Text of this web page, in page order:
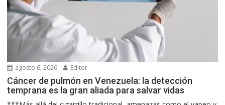
agosto 6, 2026 Editor
Cáncer de pulmón en Venezuela: la detección
temprana es la gran aliada para salvar vidas